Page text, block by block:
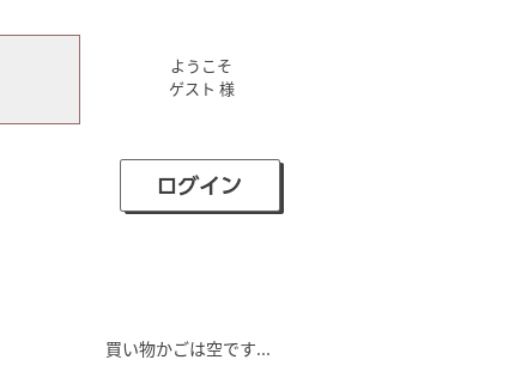
ようこそ
ゲスト 様
買い物かごは空です...